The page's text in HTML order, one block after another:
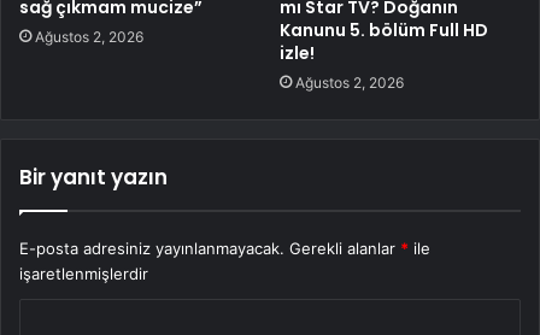
sağ çıkmam mucize”
Ağustos 2, 2026
mı Star TV? Doğanın
Kanunu 5. bölüm Full HD
izle!
Ağustos 2, 2026
Bir yanıt yazın
E-posta adresiniz yayınlanmayacak. Gerekli alanlar * ile
işaretlenmişlerdir